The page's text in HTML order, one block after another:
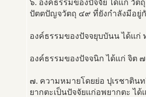
๖. องค์ธรรมของปัจจัย ได้แก่ วั
ปัตตปัญจวัตถุ ๔๙ ที่ยังกำลังมีอ
องค์ธรรมของปัจจยุบบันน ได้แ
องค์ธรรมของปัจจนิก ได้แก่ จิต
๗. ความหมายโดยย่อ ปุเรชาติน
ยากตะเป็นปัจจัยแก่อพยากตะ ไ